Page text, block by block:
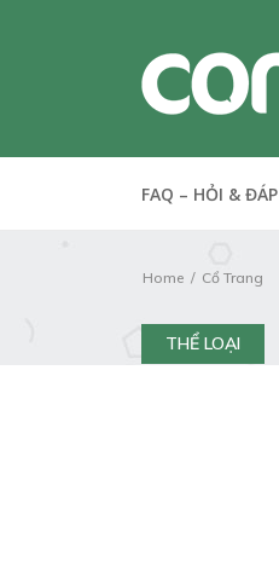
FAQ – HỎI & ĐÁP
Home Cổ Trang
THỂ LOẠI